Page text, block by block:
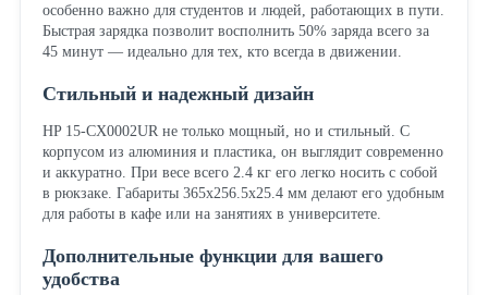
особенно важно для студентов и людей, работающих в пути.
Быстрая зарядка позволит восполнить 50% заряда всего за
45 минут — идеально для тех, кто всегда в движении.
Стильный и надежный дизайн
HP 15-CX0002UR не только мощный, но и стильный. С
корпусом из алюминия и пластика, он выглядит современно
и аккуратно. При весе всего 2.4 кг его легко носить с собой
в рюкзаке. Габариты 365x256.5x25.4 мм делают его удобным
для работы в кафе или на занятиях в университете.
Дополнительные функции для вашего
удобства